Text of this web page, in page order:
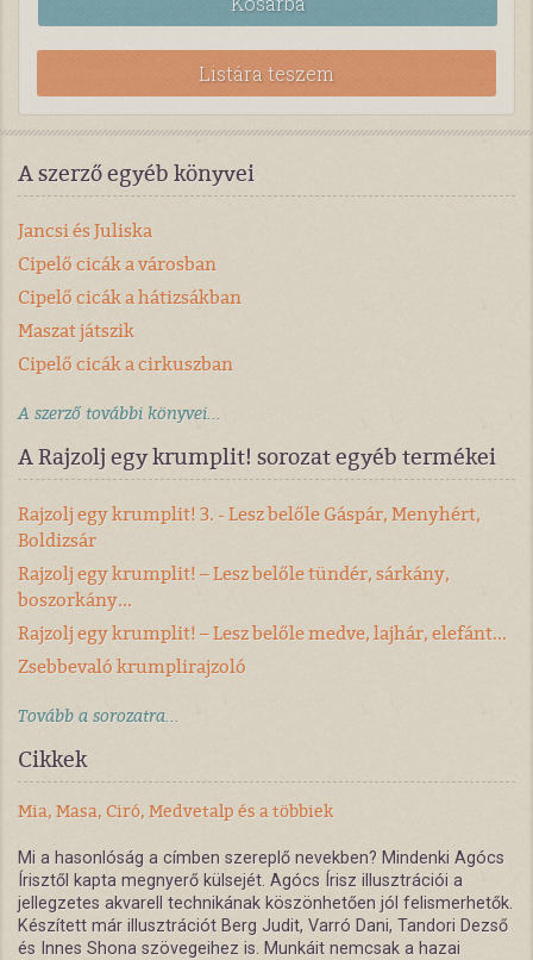
Listára teszem
A szerző egyéb könyvei
Jancsi és Juliska
Cipelő cicák a városban
Cipelő cicák a hátizsákban
Maszat játszik
Cipelő cicák a cirkuszban
A szerző további könyvei...
A Rajzolj egy krumplit! sorozat egyéb termékei
Rajzolj egy krumplit! 3. - Lesz belőle Gáspár, Menyhért,
Boldizsár
Rajzolj egy krumplit! – Lesz belőle tündér, sárkány,
boszorkány...
Rajzolj egy krumplit! – Lesz belőle medve, lajhár, elefánt...
Zsebbevaló krumplirajzoló
Tovább a sorozatra...
Cikkek
Mia, Masa, Ciró, Medvetalp és a többiek
Mi a hasonlóság a címben szereplő nevekben? Mindenki Agócs
Írisztől kapta megnyerő külsejét. Agócs Írisz illusztrációi a
jellegzetes akvarell technikának köszönhetően jól felismerhetők.
Készített már illusztrációt Berg Judit, Varró Dani, Tandori Dezső
és Innes Shona szövegeihez is. Munkáit nemcsak a hazai